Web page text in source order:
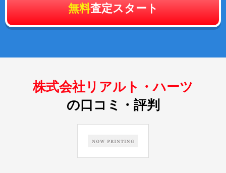
無料査定スタート
株式会社リアルト・ハーツ
の口コミ・評判